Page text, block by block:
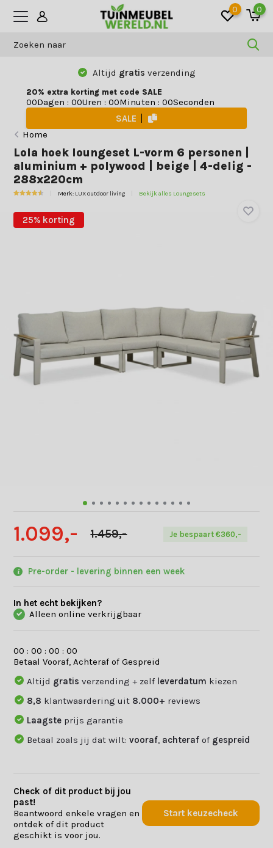
0 0
Altijd gratis verzending
20% extra korting met code SALE
00Dagen : 00Uren : 00Minuten : 00Seconden
SALE
Home
Lola hoek loungeset L-vorm 6 personen |
aluminium + polywood | beige | 4-delig -
288x220cm
Merk: LUX outdoor living Bekijk alles Loungesets
25% korting
1.099,- 1.459,- Je bespaart €360,-
Pre-order - levering binnen een week
In het echt bekijken?
Alleen online verkrijgbaar
00 :00 :00 :00
Betaal Vooraf, Achteraf of Gespreid
Altijd gratisverzending + zelf leverdatum kiezen
8,8 klantwaardering uit 8.000+ reviews
Laagste prijs garantie
Betaal zoals jij dat wilt:vooraf achteraf of gespreid
Check of dit product bij jou
past!
Beantwoord enkele vragen en
ontdek of dit product
geschikt is voor jou.
Start keuzecheck